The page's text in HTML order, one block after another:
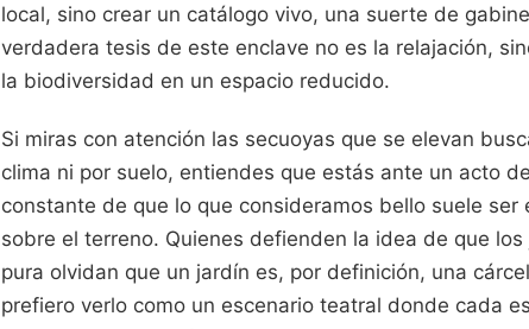
local, sino crear un catálogo vivo, una suerte de
verdadera tesis de este enclave no es la relajación,
la biodiversidad en un espacio reducido.
Si miras con atención las secuoyas que se elevan
clima ni por suelo, entiendes que estás ante un acto
constante de que lo que consideramos bello suele
sobre el terreno. Quienes defienden la idea de que
pura olvidan que un jardín es, por definición, una
prefiero verlo como un escenario teatral donde cada